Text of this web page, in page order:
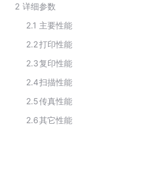
2 详细参数
2.1 主要性能
2.2打印性能
2.3复印性能
2.4扫描性能
2.5传真性能
2.6其它性能